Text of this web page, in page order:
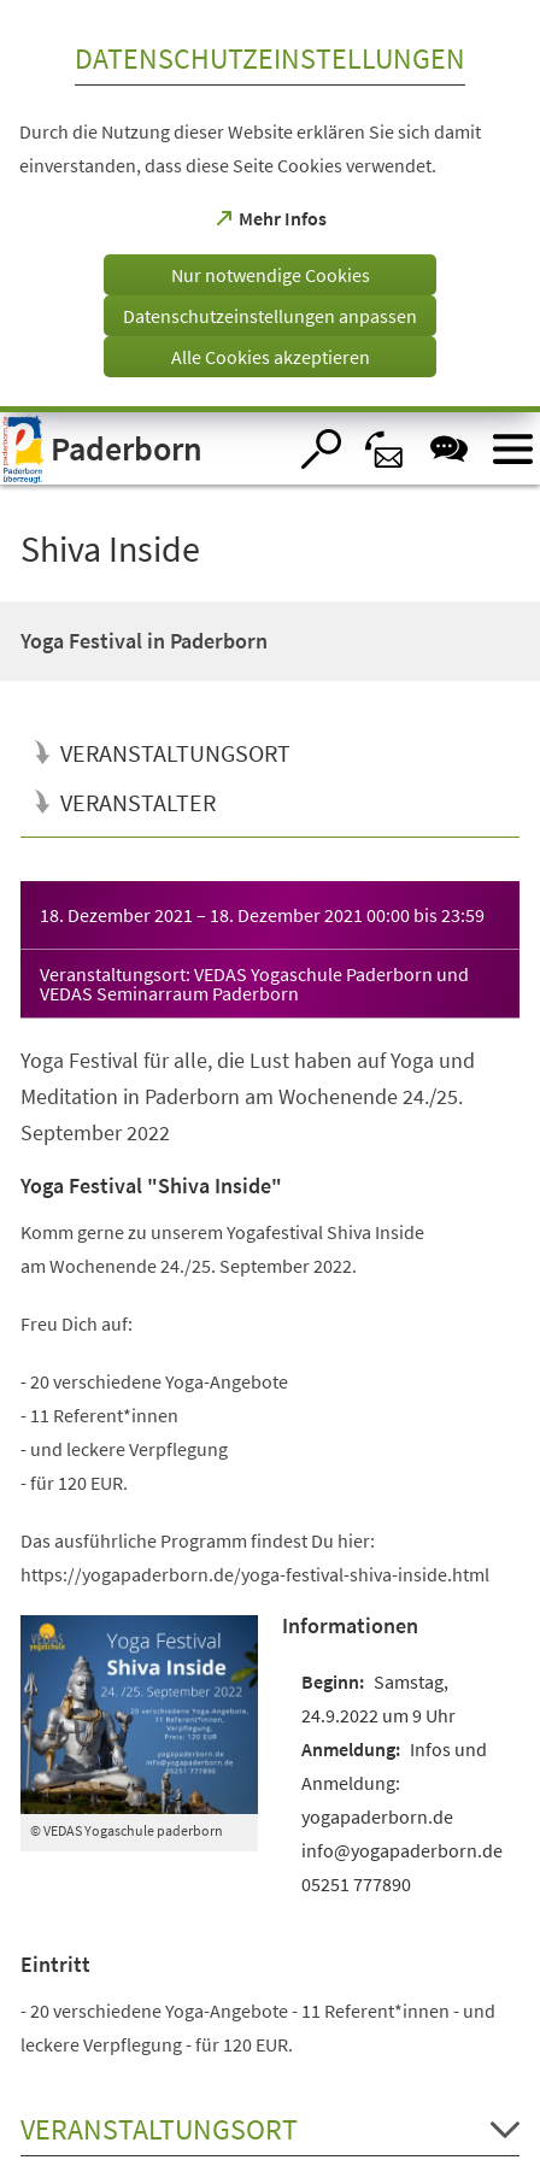
Visuelle
Assistenzsoftware
öffnen.
DATENSCHUTZEINSTELLUNGEN
Durch die Nutzung dieser Website erklären Sie sich damit
einverstanden, dass diese Seite Cookies verwendet.
Mehr Infos
(Öffnet
einem
Tab)
Nur notwendige Cookies
Datenschutzeinstellungen anpassen
Alle Cookies akzeptieren
Paderborn
Shiva Inside
Yoga Festival in Paderborn
VERANSTALTUNGSORT
VERANSTALTER
18. Dezember 2021 – 18. Dezember 2021 00:00 bis23:59
Veranstaltungsort: VEDAS Yogaschule Paderborn und
VEDAS Seminarraum Paderborn
Yoga Festival für alle, die Lust haben auf Yoga und
Meditation in Paderborn am Wochenende 24./25.
September 2022
Yoga Festival "Shiva Inside"
Komm gerne zu unserem Yogafestival Shiva Inside
am Wochenende 24./25. September 2022.
Freu Dich auf:
- 20 verschiedene Yoga-Angebote
- 11 Referent*innen
- und leckere Verpflegung
- für 120 EUR.
Das ausführliche Programm findest Du hier:
https://yogapaderborn.de/yoga-festival-shiva-inside.html
© VEDAS Yogaschule paderborn
Informationen
Samstag,
24.9.2022 um 9 Uhr
Infos und
Anmeldung:
yogapaderborn.de
info@yogapaderborn.de
05251 777890
Eintritt
- 20 verschiedene Yoga-Angebote - 11 Referent*innen - und
leckere Verpflegung - für 120 EUR.
VERANSTALTUNGSORT